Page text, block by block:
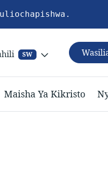
SW
Maisha Ya Kikristo